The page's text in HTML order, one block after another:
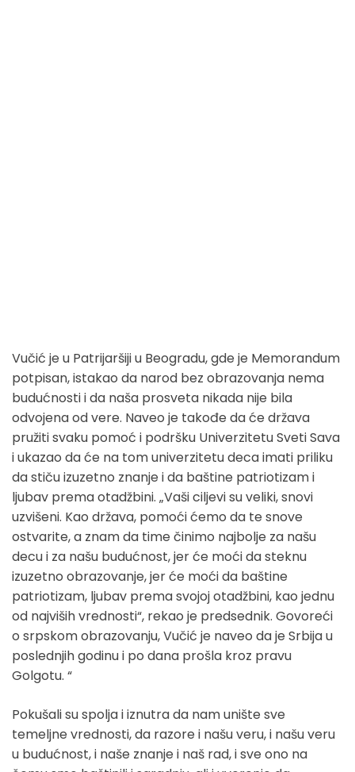
Vučić je u Patrijaršiji u Beogradu, gde je Memorandum
potpisan, istakao da narod bez obrazovanja nema
budućnosti i da naša prosveta nikada nije bila
odvojena od vere. Naveo je takođe da će država
pružiti svaku pomoć i podršku Univerzitetu Sveti Sava
i ukazao da će na tom univerzitetu deca imati priliku
da stiču izuzetno znanje i da baštine patriotizam i
ljubav prema otadžbini. „Vaši ciljevi su veliki, snovi
uzvišeni. Kao država, pomoći ćemo da te snove
ostvarite, a znam da time činimo najbolje za našu
decu i za našu budućnost, jer će moći da steknu
izuzetno obrazovanje, jer će moći da baštine
patriotizam, ljubav prema svojoj otadžbini, kao jednu
od najviših vrednosti“, rekao je predsednik. Govoreći
o srpskom obrazovanju, Vučić je naveo da je Srbija u
poslednjih godinu i po dana prošla kroz pravu
Golgotu. “
Pokušali su spolja i iznutra da nam unište sve
temeljne vrednosti, da razore i našu veru, i našu veru
u budućnost, i naše znanje i naš rad, i sve ono na